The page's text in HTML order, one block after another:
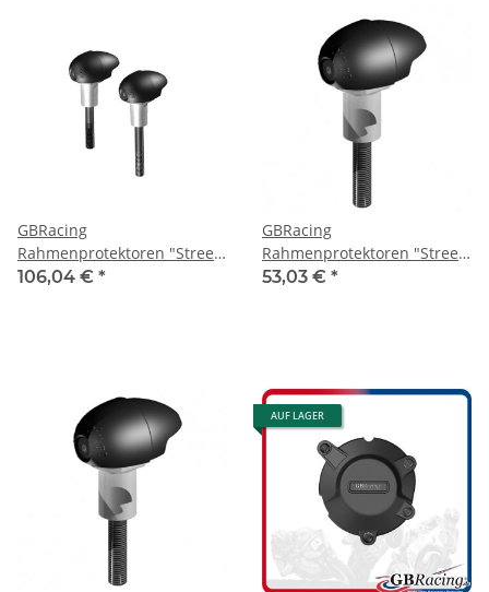
GBRacing
Rahmenprotektoren "Street"
(Bullet Slider) Aprilia Tuona
106,04 € *
GBRacing
Rahmenprotektoren "Street"
(Bullet Slider) Aprilia Tuona
53,03 € *
AUF LAGER